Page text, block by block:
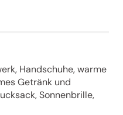
Handschuhe, warme
Getränk und
Sonnenbrille,